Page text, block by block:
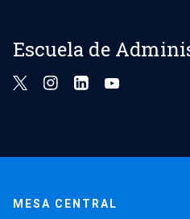
Escuela de
MESA CENTRAL